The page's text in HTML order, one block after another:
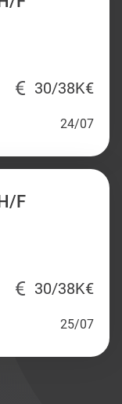
30/38K€
24/07
F
30/38K€
25/07